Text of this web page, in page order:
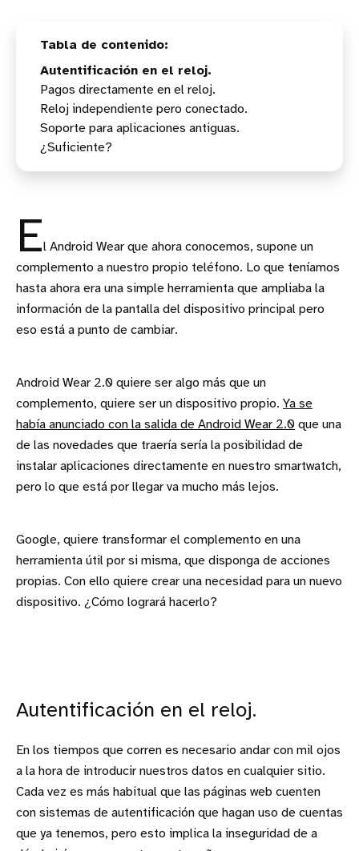
Autentificación en el reloj.
Pagos directamente en el reloj.
Reloj independiente pero conectado.
Soporte para aplicaciones antiguas.
¿Suficiente?
El Android Wear que ahora conocemos, supone un
complemento a nuestro propio teléfono. Lo que teníamos
hasta ahora era una simple herramienta que ampliaba la
información de la pantalla del dispositivo principal pero
eso está a punto de cambiar.
Android Wear 2.0 quiere ser algo más que un
complemento, quiere ser un dispositivo propio. Ya se
había anunciado con la salida de Android Wear 2.0 que una
de las novedades que traería sería la posibilidad de
instalar aplicaciones directamente en nuestro smartwatch,
pero lo que está por llegar va mucho más lejos.
Google, quiere transformar el complemento en una
herramienta útil por si misma, que disponga de acciones
propias. Con ello quiere crear una necesidad para un nuevo
dispositivo. ¿Cómo logrará hacerlo?
Autentificación en el reloj.
En los tiempos que corren es necesario andar con mil ojos
a la hora de introducir nuestros datos en cualquier sitio.
Cada vez es más habitual que las páginas web cuenten
con sistemas de autentificación que hagan uso de cuentas
que ya tenemos, pero esto implica la inseguridad de a